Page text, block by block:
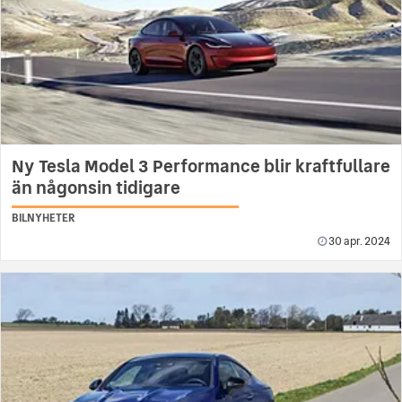
Ny Tesla Model 3 Performance blir kraftfullare
än någonsin tidigare
BILNYHETER
30 apr. 2024